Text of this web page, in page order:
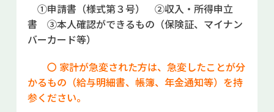
①申請書（様式第３号） ②収入・所得申立
書 ③本人確認ができるもの（保険証、マイナン
バーカード等）
〇 家計が急変された方は、急変したことが分
かるもの（給与明細書、帳簿、年金通知等）を持
参ください。